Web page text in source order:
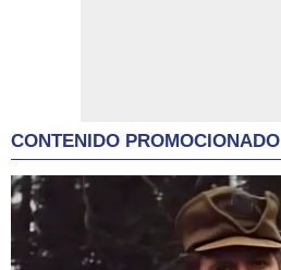
CONTENIDO PROMOCIONADO